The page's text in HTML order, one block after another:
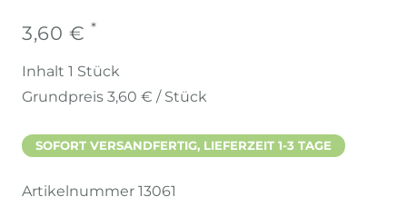
3,60 € *
Inhalt 1 Stück
Grundpreis 3,60 € / Stück
SOFORT VERSANDFERTIG, LIEFERZEIT 1-3 TAGE
Artikelnummer 13061